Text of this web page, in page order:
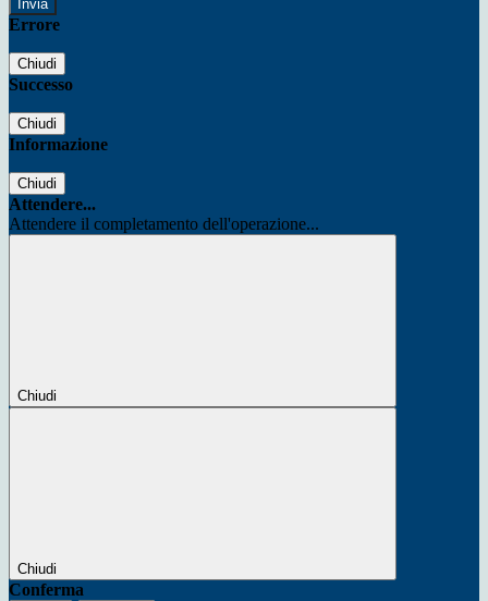
Errore
Chiudi
Successo
Chiudi
Informazione
Chiudi
Attendere...
Attendere il completamento dell'operazione...
Chiudi
Chiudi
Conferma